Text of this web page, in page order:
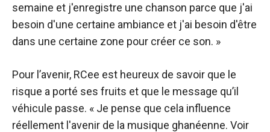
semaine et j'enregistre une chanson parce que j'ai
besoin d'une certaine ambiance et j'ai besoin d'être
dans une certaine zone pour créer ce son. »
Pour l’avenir, RCee est heureux de savoir que le
risque a porté ses fruits et que le message qu’il
véhicule passe. « Je pense que cela influence
réellement l'avenir de la musique ghanéenne. Voir